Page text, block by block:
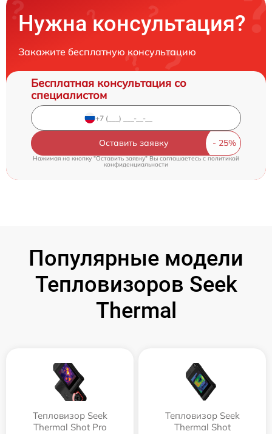
Нужна консультация?
Закажите бесплатную консультацию
Бесплатная консультация со
специалистом
Оставить заявку
Нажимая на кнопку "Оставить заявку" Вы соглашаетесь c политикой
конфиденциальности
Популярные модели
Тепловизоров Seek
Thermal
Тепловизор Seek
Thermal Shot Pro
Тепловизор Seek
Thermal Shot